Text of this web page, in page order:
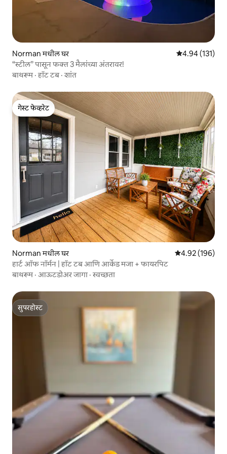
Norman मधील घर 5 पैकी 4.94
4.94 (131)
“स्टील” पासून फक्त 3 मैलांच्या अंतरावर!
बाथरूम·हॉट टब·शांत
गेस्ट फेव्हरेट
गेस्ट फेव्हरेट
Norman मधील घर 5 पैकी 4.92
4.92 (196)
हार्ट ऑफ नॉर्मन | हॉट टब आणि आर्केड मजा + फायरपिट
बाथरूम· आऊटडोअर जागा ·स्वच्छता
सुपरहोस्ट
सुपरहोस्ट